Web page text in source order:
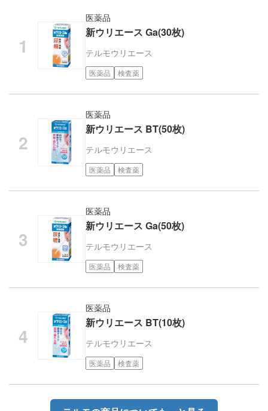
医薬品
新ウリエース Ga(30枚)
テルモウリエース
医薬品 検査薬
医薬品
新ウリエース BT(50枚)
テルモウリエース
医薬品 検査薬
医薬品
新ウリエース Ga(50枚)
テルモウリエース
医薬品 検査薬
医薬品
新ウリエース BT(10枚)
テルモウリエース
医薬品 検査薬